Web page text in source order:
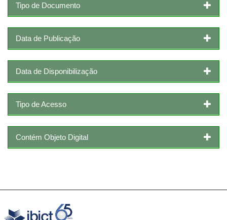
Tipo de Documento
Data de Publicação
Data de Disponibilização
Tipo de Acesso
Contém Objeto Digital